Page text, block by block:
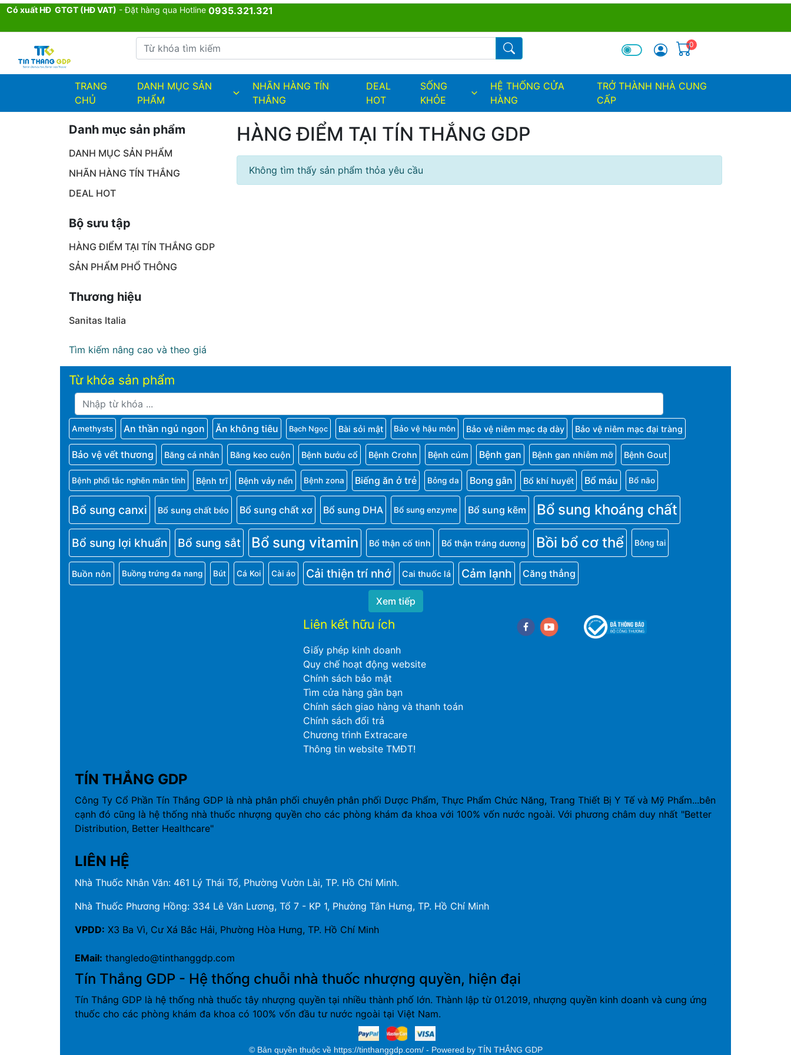
Có xuất HĐ GTGT (HĐ VAT) - Đặt hàng qua Hotline 0935.321.321
admin.configuration.shipping.providers.fields.logo
Từ khóa tìm kiếm
Từ khóa tìm kiếm
0
TRANG
CHỦ
DANH MỤC SẢN
PHẨM
NHÃN HÀNG TÍN
THẮNG
DEAL
HOT
SỐNG
KHỎE
HỆ THỐNG CỬA
HÀNG
TRỞ THÀNH NHÀ CUNG
CẤP
HÀNG ĐIỂM TẠI TÍN THẮNG GDP
Không tìm thấy sản phẩm thỏa yêu cầu
Danh mục sản phẩm
DANH MỤC SẢN PHẨM
NHÃN HÀNG TÍN THẮNG
DEAL HOT
Bộ sưu tập
HÀNG ĐIỂM TẠI TÍN THẮNG GDP
SẢN PHẨM PHỔ THÔNG
Thương hiệu
Sanitas Italia
Tìm kiếm nâng cao và theo giá
Từ khóa sản phẩm
Amethysts An thần ngủ ngon Ăn không tiêu Bạch Ngọc Bài sỏi mật Bảo vệ hậu môn Bảo vệ niêm mạc dạ dày Bảo vệ niêm mạc đại tràng
Bảo vệ vết thương Băng cá nhân Băng keo cuộn Bệnh bướu cổ Bệnh Crohn Bệnh cúm Bệnh gan Bệnh gan nhiễm mỡ Bệnh Gout
Bệnh phổi tắc nghẽn mãn tính Bệnh trĩ Bệnh vảy nến Bệnh zona Biếng ăn ở trẻ Bỏng da Bong gân Bổ khí huyết Bổ máu Bổ não
Bổ sung canxi Bổ sung chất béo Bổ sung chất xơ Bổ sung DHA Bổ sung enzyme Bổ sung kẽm Bổ sung khoáng chất
Bổ sung lợi khuẩn Bổ sung sắt Bổ sung vitamin Bổ thận cố tinh Bổ thận tráng dương Bồi bổ cơ thể Bông tai
Buồn nôn Buồng trứng đa nang Bút Cá Koi Cài áo Cải thiện trí nhớ Cai thuốc lá Cảm lạnh Căng thẳng
Xem tiếp
Liên kết hữu ích
Giấy phép kinh doanh
Quy chế hoạt động website
Chính sách bảo mật
Tìm cửa hàng gần bạn
Chính sách giao hàng và thanh toán
Chính sách đổi trả
Chương trình Extracare
Thông tin website TMĐT!
Facebookyoutube
TÍN THẮNG GDP
Công Ty Cổ Phần Tín Thắng GDP là nhà phân phối chuyên phân phối Dược Phẩm, Thực Phẩm Chức Năng, Trang Thiết Bị Y Tế và Mỹ Phẩm...bên
cạnh đó cũng là hệ thống nhà thuốc nhượng quyền cho các phòng khám đa khoa với 100% vốn nước ngoài. Với phương châm duy nhất "Better
Distribution, Better Healthcare"
LIÊN HỆ
Nhà Thuốc Nhân Văn: 461 Lý Thái Tổ, Phường Vườn Lài, TP. Hồ Chí Minh.
Nhà Thuốc Phương Hồng: 334 Lê Văn Lương, Tổ 7 - KP 1, Phường Tân Hưng, TP. Hồ Chí Minh
VPDD: X3 Ba Vì, Cư Xá Bắc Hải, Phường Hòa Hưng, TP. Hồ Chí Minh
EMail: thangledo@tinthanggdp.com
Tín Thắng GDP - Hệ thống chuỗi nhà thuốc nhượng quyền, hiện đại
Tín Thắng GDP là hệ thống nhà thuốc tây nhượng quyền tại nhiều thành phố lớn. Thành lập từ 01.2019, nhượng quyền kinh doanh và cung ứng
thuốc cho các phòng khám đa khoa có 100% vốn đầu tư nước ngoài tại Việt Nam.
© Bản quyền thuộc về https://tinthanggdp.com/ - Powered by TÍN THẮNG GDP